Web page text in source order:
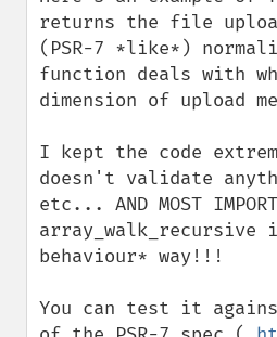
returns the file
(PSR-7 *like*)
function deals with
dimension of upload
I kept the code
doesn't validate
etc... AND MOST
array_walk_recursive
behaviour* way!!!
You can test it